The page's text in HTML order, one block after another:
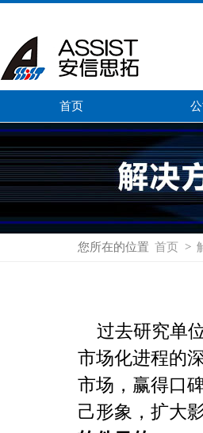
首页
您所在的位置 首页 >
过去研究单
市场化进程的
市场，赢得口
己形象，扩大